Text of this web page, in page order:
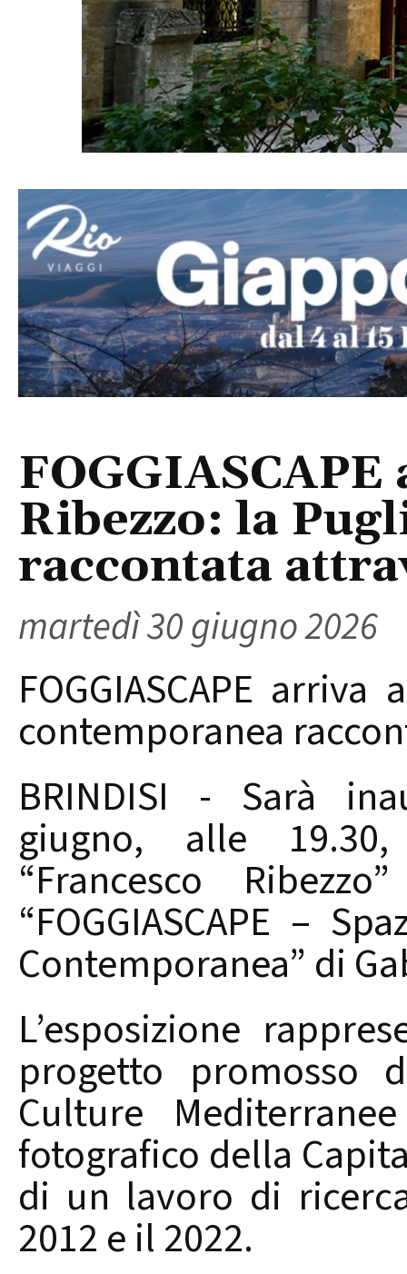
Ribezzo: la
raccontata
martedì 30 giugno 2026
FOGGIASCAPE
contemporanea
BRINDISI - Sarà
giugno, alle
“Francesco
“FOGGIASCAPE –
Contemporanea” di
L’esposizione
progetto promosso
Culture
fotografico della
di un lavoro di
2012 e il 2022.